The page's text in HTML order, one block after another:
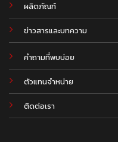
ผลิตภัณฑ์
ข่าวสารและบทความ
.
คำถามที่พบบ่อย
ตัวแทนจำหน่าย
ติดต่อเรา